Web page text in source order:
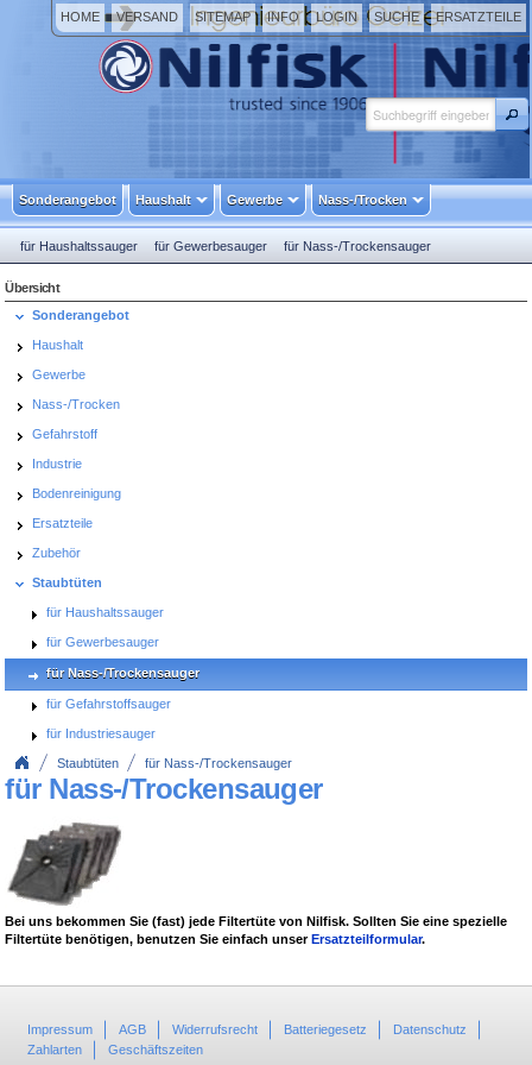
HOME VERSAND SITEMAP INFO LOGIN SUCHE ERSATZTEILE
Sonderangebot Haushalt Gewerbe Nass-/Trocken
für Haushaltssauger für Gewerbesauger für Nass-/Trockensauger
Übersicht
Sonderangebot
Haushalt
Gewerbe
Nass-/Trocken
Gefahrstoff
Industrie
Bodenreinigung
Ersatzteile
Zubehör
Staubtüten
für Haushaltssauger
für Gewerbesauger
für Nass-/Trockensauger
für Gefahrstoffsauger
für Industriesauger
Staubtüten für Nass-/Trockensauger
für Nass-/Trockensauger
Bei uns bekommen Sie (fast) jede Filtertüte von Nilfisk. Sollten Sie eine spezielle
Filtertüte benötigen, benutzen Sie einfach unserErsatzteilformular.
Impressum AGB Widerrufsrecht Batteriegesetz
Datenschutz
Zahlarten
Geschäftszeiten